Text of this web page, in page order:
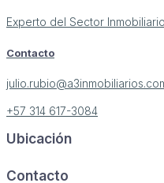
Experto del Sector Inmobiliario
Contacto
+57 314 617-3084
Ubicación
Contacto